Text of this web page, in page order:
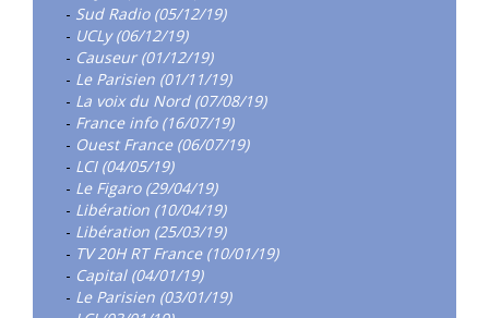
- Sud Radio (05/12/19)
- UCLy (06/12/19)
- Causeur (01/12/19)
- Le Parisien (01/11/19)
- La voix du Nord (07/08/19)
- France info (16/07/19)
- Ouest France (06/07/19)
- LCI (04/05/19)
- Le Figaro (29/04/19)
- Libération (10/04/19)
- Libération (25/03/19)
- TV 20H RT France (10/01/19)
- Capital (04/01/19)
- Le Parisien (03/01/19)